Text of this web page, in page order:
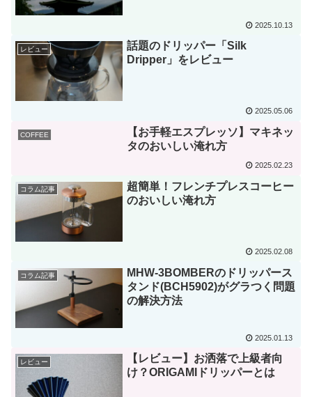
2025.10.13
レビュー
話題のドリッパー「Silk
Dripper」をレビュー
2025.05.06
COFFEE
【お手軽エスプレッソ】マキネッ
タのおいしい淹れ方
2025.02.23
コラム記事
超簡単！フレンチプレスコーヒー
のおいしい淹れ方
2025.02.08
コラム記事
MHW-3BOMBERのドリッパース
タンド(BCH5902)がグラつく問題
の解決方法
2025.01.13
レビュー
【レビュー】お洒落で上級者向
け？ORIGAMIドリッパーとは